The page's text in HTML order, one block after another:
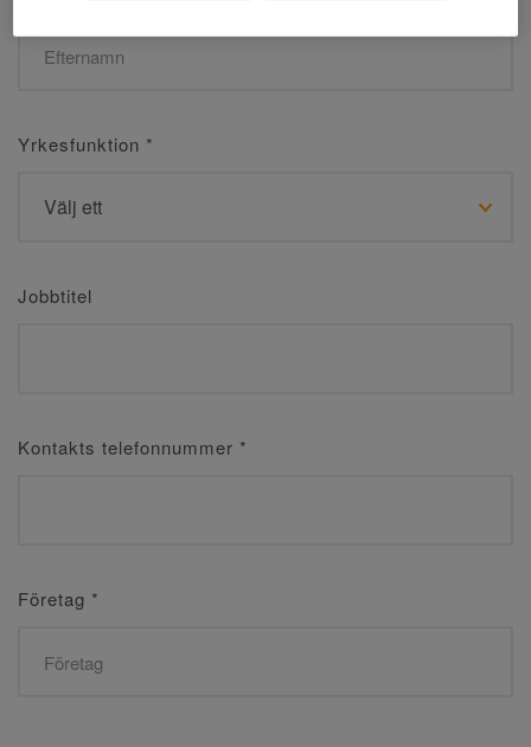
Yrkesfunktion *
Jobbtitel
Kontakts telefonnummer *
Företag *